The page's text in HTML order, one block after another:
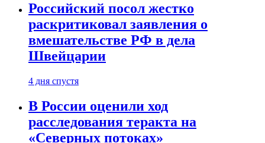
Российский посол жестко
раскритиковал заявления о
вмешательстве РФ в дела
Швейцарии
4 дня спустя
В России оценили ход
расследования теракта на
«Северных потоках»